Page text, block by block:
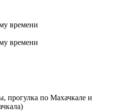
времени
времени
прогулка по Махачкале и